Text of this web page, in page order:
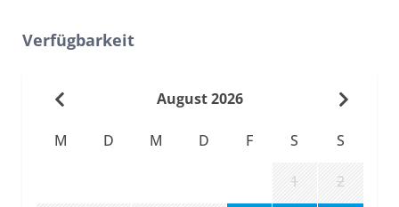
Verfügbarkeit
August 2026
M D M D F S S
1 2